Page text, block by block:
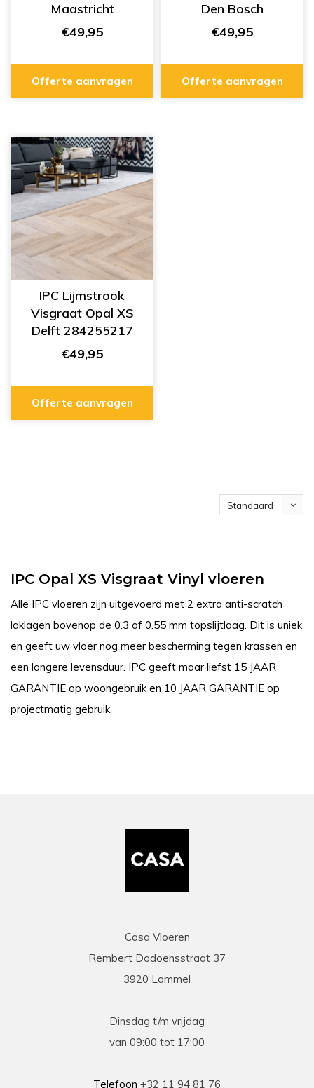
Maastricht
284255213
€49,95
Offerte aanvragen
Den Bosch
284255214
€49,95
Offerte aanvragen
IPC Lijmstrook
Visgraat Opal XS
Delft 284255217
€49,95
Offerte aanvragen
Standaard
IPC Opal XS Visgraat Vinyl vloeren
Alle IPC vloeren zijn uitgevoerd met 2 extra anti-scratch
laklagen bovenop de 0.3 of 0.55 mm topslijtlaag. Dit is uniek
en geeft uw vloer nog meer bescherming tegen krassen en
een langere levensduur. IPC geeft maar liefst 15 JAAR
GARANTIE op woongebruik en 10 JAAR GARANTIE op
projectmatig gebruik.
Casa Vloeren
Rembert Dodoensstraat 37
3920 Lommel
Dinsdag t/m vrijdag
van 09:00 tot 17:00
Telefoon +32 11 94 81 76